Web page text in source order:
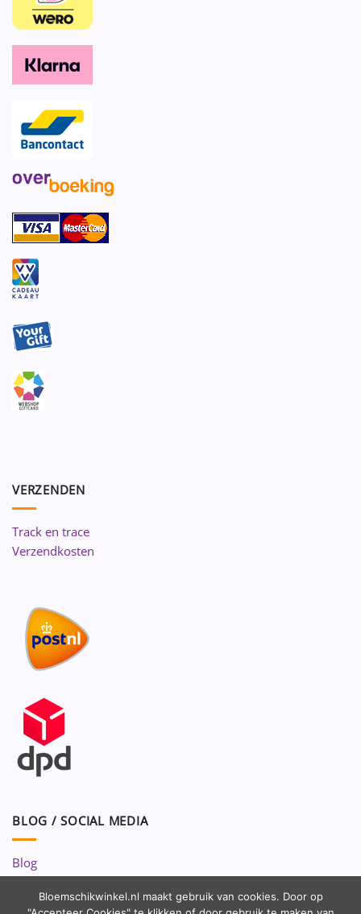
VERZENDEN
Track en trace
Verzendkosten
BLOG / SOCIAL MEDIA
Blog
Volg ons op:
Bloemschikwinkel.nl maakt gebruik van cookies. Door op